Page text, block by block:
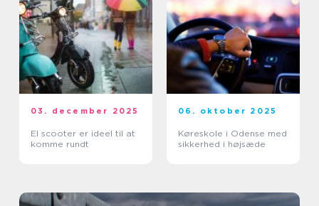
03. december 2025
El scooter er ideel til at
komme rundt
06. oktober 2025
Køreskole i Odense med
sikkerhed i højsæde